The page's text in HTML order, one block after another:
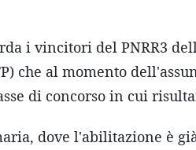
i vincitori del PNRR3
che al momento
di concorso in cui
dove l'abilitazione è